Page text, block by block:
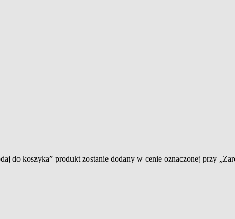
do koszyka” produkt zostanie dodany w cenie oznaczonej przy